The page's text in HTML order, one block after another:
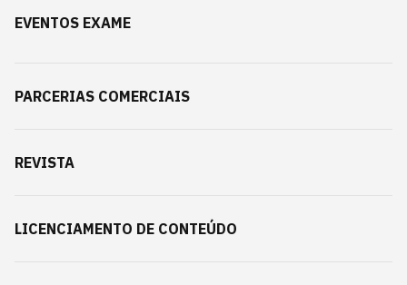
EVENTOS EXAME
PARCERIAS COMERCIAIS
REVISTA
LICENCIAMENTO DE CONTEÚDO